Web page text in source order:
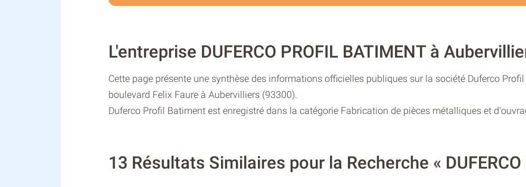
L'entreprise DUFERCO PROFIL BATIMENT à
Cette page présente une synthèse des informations officielles publiques sur la société Duferco
boulevard Felix Faure à Aubervilliers (93300).
Duferco Profil Batiment est enregistré dans la catégorie Fabrication de pièces métalliques et
13 Résultats Similaires pour la Recherche « DUFERCO